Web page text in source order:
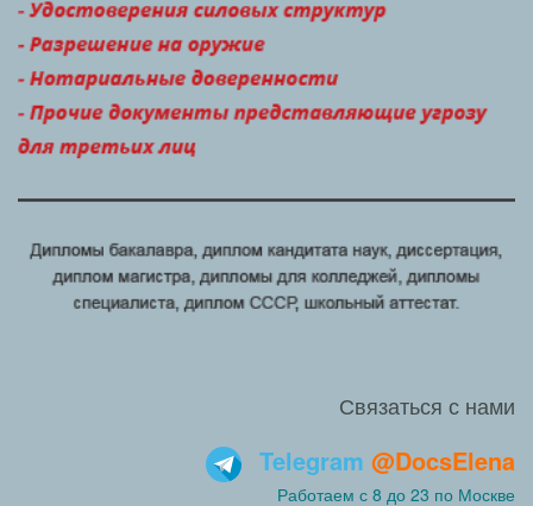
Связаться с нами
Telegram @DocsElena
Работаем с 8 до 23 по Москве